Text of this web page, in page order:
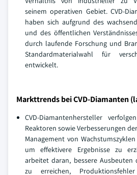
seinem operativen Gebiet. CVD-
haben sich aufgrund des
und des öffentlichen
durch laufende Forschung und
Standardmaterialwahl für
entwickelt.
Markttrends bei CVD-Diamanten
CVD-Diamantenhersteller
Reaktoren sowie Verbesserungen
Management von
um effektivere Ergebnisse zu
arbeitet daran, bessere Ausbeuten
zu erreichen,